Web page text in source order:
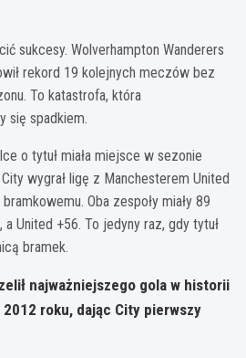
sukcesy. Wolverhampton Wanderers
rekord 19 kolejnych meczów bez
To katastrofa, która
się spadkiem.
o tytuł miała miejsce w sezonie
wygrał ligę z Manchesterem United
Oba zespoły miały 89
a United +56. To jedyny raz, gdy tytuł
bramek.
najważniejszego gola w historii
roku, dając City pierwszy